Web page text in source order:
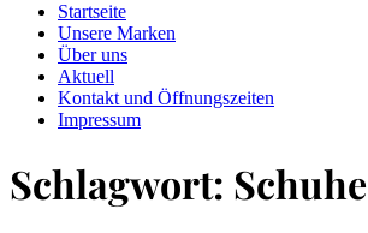
Startseite
Unsere Marken
Über uns
Aktuell
Kontakt und Öffnungszeiten
Impressum
Schlagwort: Schuhe